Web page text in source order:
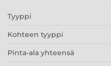
Tyyppi
Kohteen tyyppi
Pinta-ala yhteensä